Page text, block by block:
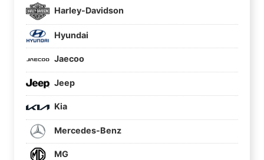
Harley-Davidson
Hyundai
Jaecoo
Jeep
Kia
Mercedes-Benz
MG